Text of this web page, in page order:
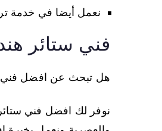
نعمل أيضا في خدمة
فني ستائر
هل تبحث عن افضل فني
نوفر لك افضل فني ستائر